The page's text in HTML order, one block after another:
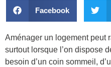
Facebook
Aménager un logement peut
surtout lorsque l’on dispose
besoin d’un coin sommeil,